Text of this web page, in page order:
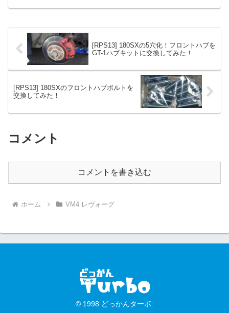
[RPS13] 180SXの5穴化！フロントハブを
GT-1ハブキットに交換してみた！
[RPS13] 180SXのフロントハブボルトを
交換してみた！
コメント
コメントを書き込む
ホーム VM4 レヴォーグ
© 1998 どっかんターボ.